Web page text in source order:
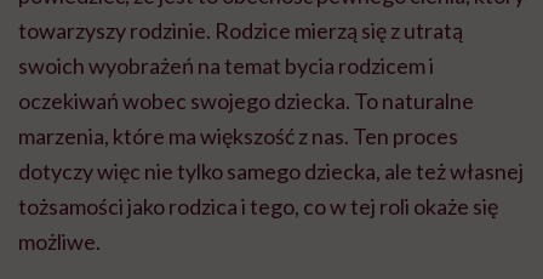
towarzyszy rodzinie. Rodzice mierzą się z utratą
swoich wyobrażeń na temat bycia rodzicem i
oczekiwań wobec swojego dziecka. To naturalne
marzenia, które ma większość z nas. Ten proces
dotyczy więc nie tylko samego dziecka, ale też własnej
tożsamości jako rodzica i tego, co w tej roli okaże się
możliwe.